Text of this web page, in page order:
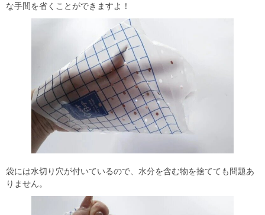
な手間を省くことができますよ！
袋には水切り穴が付いているので、水分を含む物を捨てても問題あ
りません。